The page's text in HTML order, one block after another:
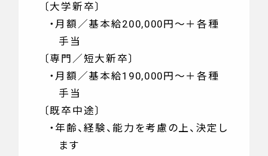
〔大学新卒〕
・ 月額／基本給200,000円～＋各種
手当
〔専門／短大新卒〕
・ 月額／基本給190,000円～＋各種
手当
〔既卒中途〕
・ 年齢、経験、能力を考慮の上、決定し
ます